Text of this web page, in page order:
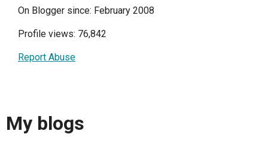
On Blogger since: February 2008
Profile views: 76,842
Report Abuse
My blogs